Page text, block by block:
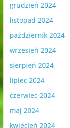
grudzień 2024
listopad 2024
październik 2024
wrzesień 2024
sierpień 2024
lipiec 2024
czerwiec 2024
maj 2024
kwiecień 2024